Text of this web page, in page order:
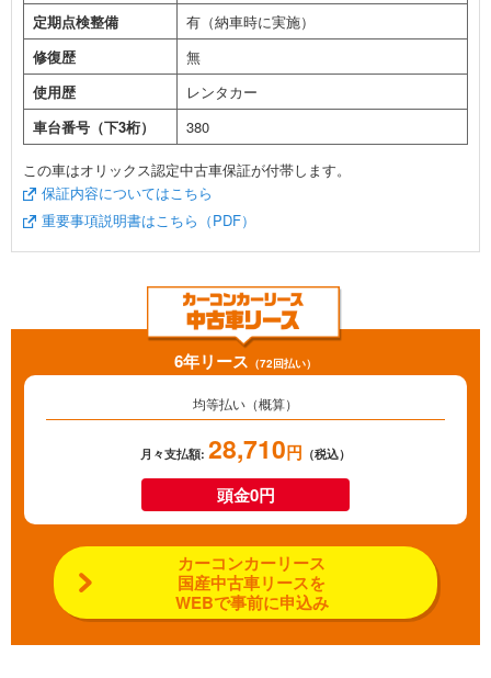
定期点検整備
有（納車時に実施）
修復歴
無
使用歴
レンタカー
車台番号（下3桁）
380
この車はオリックス認定中古車保証が付帯します。
保証内容についてはこちら
重要事項説明書はこちら（PDF）
6年リース （72回払い）
均等払い（概算）
月々支払額: 28,710円 （税込）
頭金0円
カーコンカーリース
国産中古車リースを
WEBで事前に申込み